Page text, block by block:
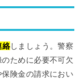
絡しましょう。警察
ために必要不可欠
険金の請求におい